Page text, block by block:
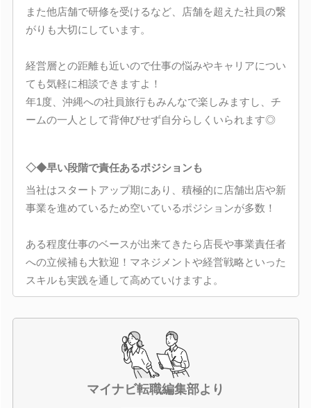
また他店舗で研修を受けるなど、店舗を超えた社員の繋
がりも大切にしています。
経営層との距離も近いので仕事の悩みやキャリアについ
ても気軽に相談できますよ！
年1度、沖縄への社員旅行もみんなで楽しみますし、チ
ームの一人として背伸びせず自分らしくいられます◎
◇◆早い段階で責任あるポジションも
当社はスタートアップ期にあり、積極的に店舗出店や新
事業を進めているため空いているポジションが多数！
ある程度仕事のベースが出来てきたら店長や事業責任者
への立候補も大歓迎！マネジメントや経営戦略といった
スキルも実践を通して高めていけますよ。
マイナビ転職編集部より